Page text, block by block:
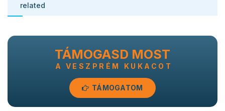
related
TÁMOGASD MOST
A VESZPRÉM KUKACOT
TÁMOGATOM